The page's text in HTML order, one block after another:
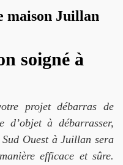
maison Juillan
soigné à
projet débarras de
d’objet à débarrasser,
Ouest à Juillan sera
efficace et sûre.